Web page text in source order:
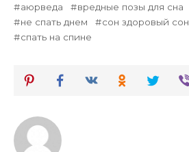
аюрведа вредные позы для сна
не спать днем
сон здоровый сон
спать на спине